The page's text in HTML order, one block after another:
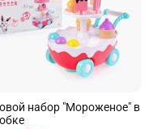
набор "Мороженое" в